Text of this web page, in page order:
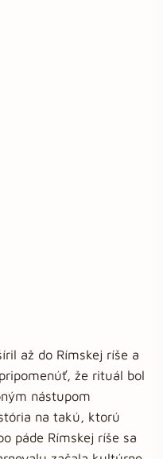
až do Rímskej ríše a
že rituál bol
nástupom
na takú, ktorú
páde Rímskej ríše sa